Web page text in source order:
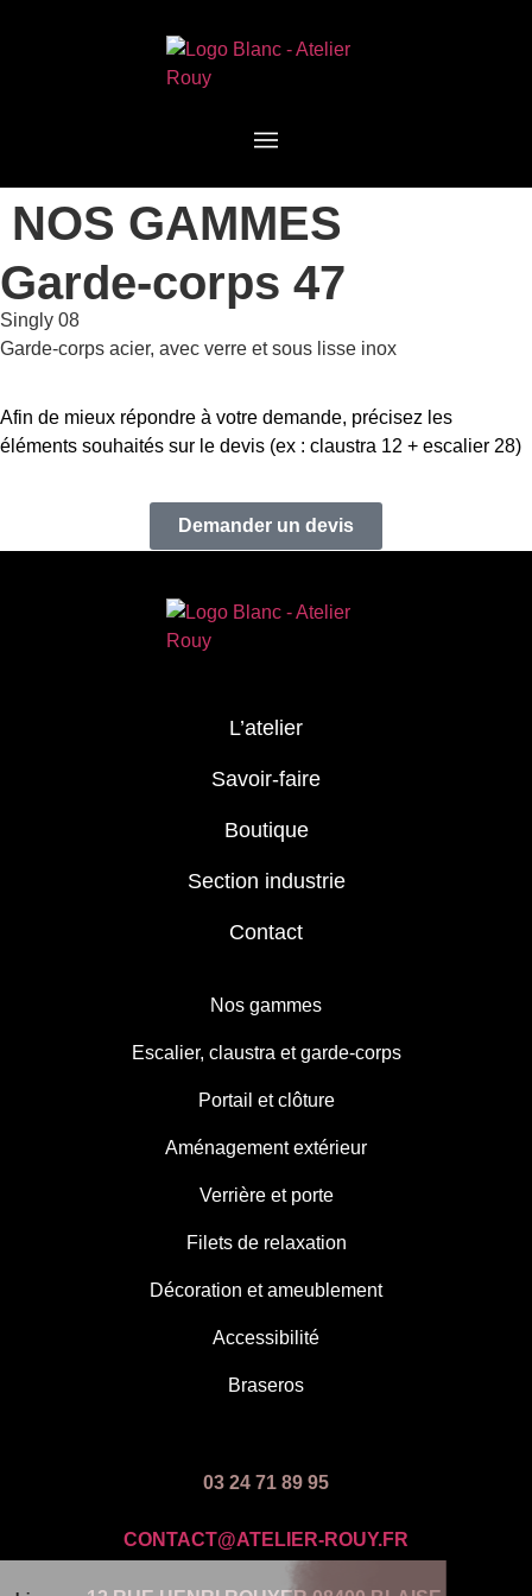
NOS GAMMES
Garde-corps 47
Singly 08
Garde-corps acier, avec verre et sous lisse inox
Afin de mieux répondre à votre demande, précisez les
éléments souhaités sur le devis (ex : claustra 12 + escalier 28)
Demander un devis
L’atelier
Savoir-faire
Boutique
Section industrie
Contact
Nos gammes
Escalier, claustra et garde-corps
Portail et clôture
Aménagement extérieur
Verrière et porte
Filets de relaxation
Décoration et ameublement
Accessibilité
Braseros
03 24 71 89 95
CONTACT@ATELIER-ROUY.FR